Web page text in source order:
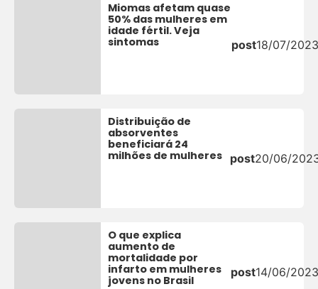
Miomas afetam quase
50% das mulheres em
idade fértil. Veja
sintomas
post18/07/2023
Distribuição de
absorventes
beneficiará 24
milhões de mulheres post20/06/
O que explica
aumento de
mortalidade por
infarto em mulheres
jovens no Brasil
post14/06/